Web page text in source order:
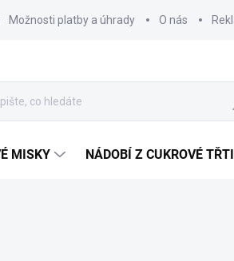
Možnosti platby a úhrady O nás
MISKY NÁDOBÍ Z CUKROVÉ